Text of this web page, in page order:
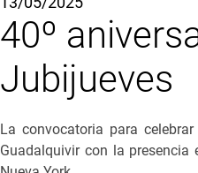
40º
Jubijueves
La convocatoria para
Guadalquivir con la